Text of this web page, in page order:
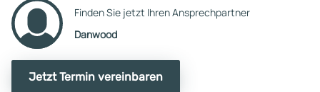
Finden Sie jetzt Ihren Ansprechpartner
Danwood
Jetzt Termin vereinbaren